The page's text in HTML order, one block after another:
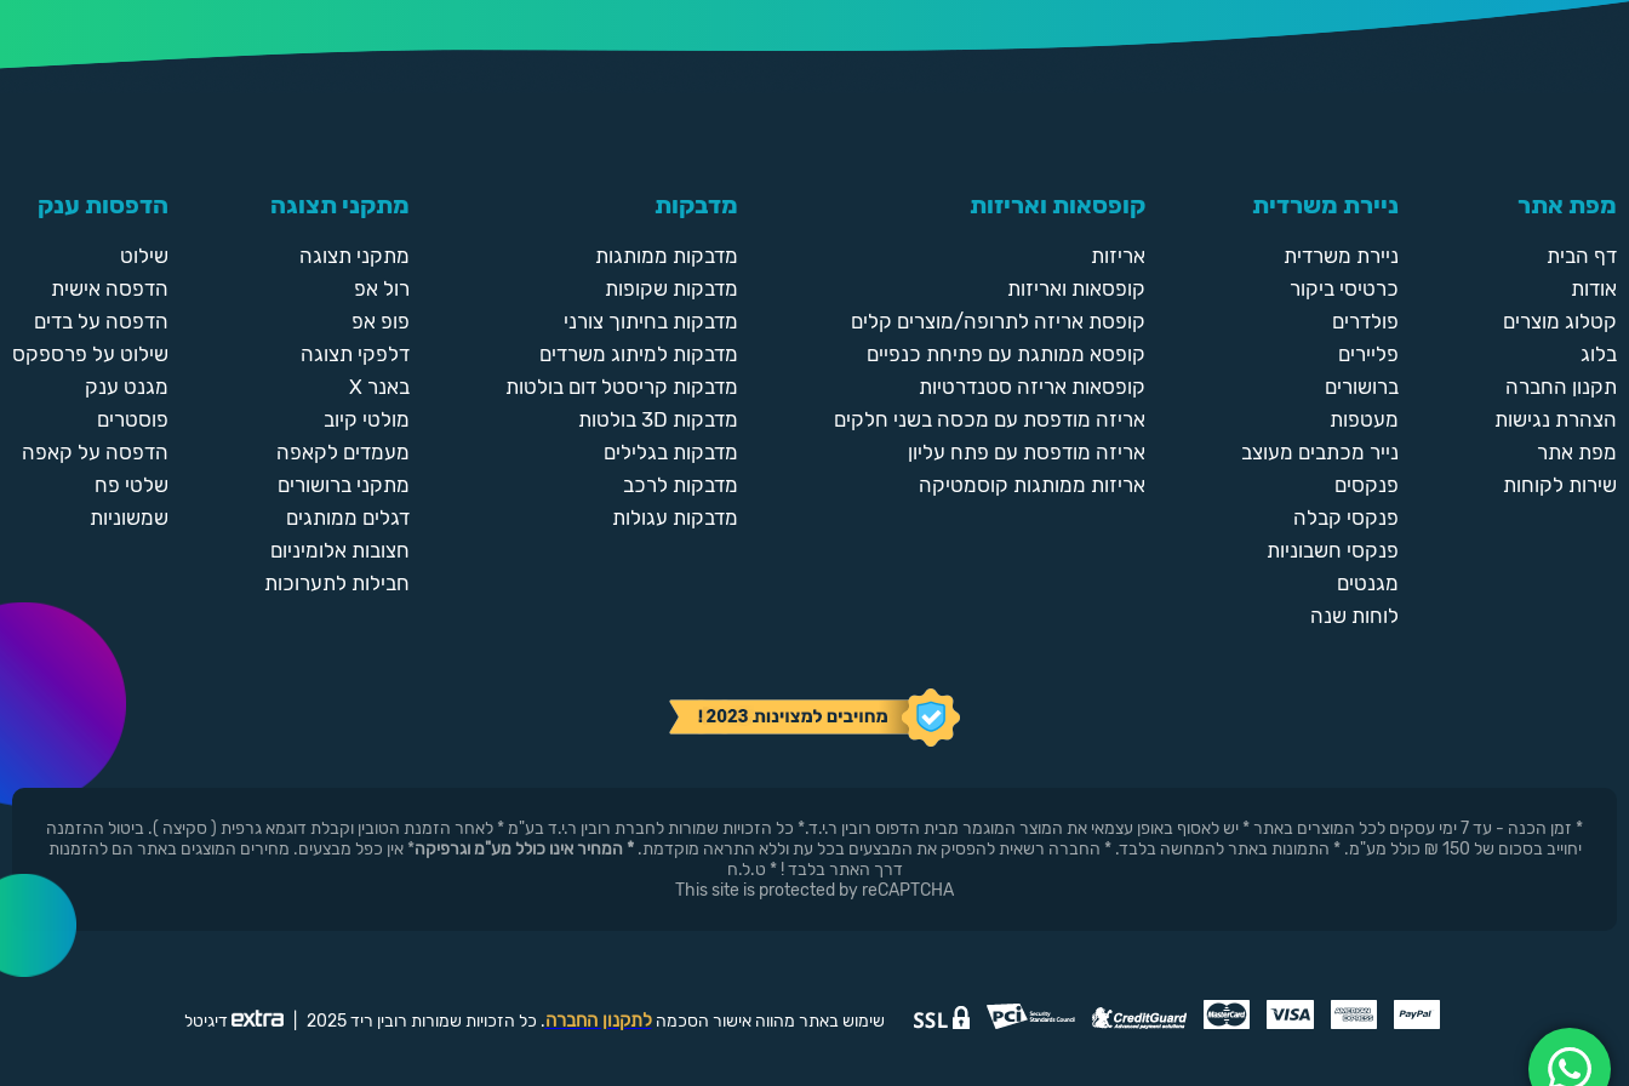
מפת אתר
דף הבית
אודות
קטלוג מוצרים
בלוג
תקנון החברה
הצהרת נגישות
מפת אתר
שירות לקוחות
ניירת משרדית
ניירת משרדית
כרטיסי ביקור
פולדרים
פליירים
ברושורים
מעטפות
נייר מכתבים מעוצב
פנקסים
פנקסי קבלה
פנקסי חשבוניות
מגנטים
לוחות שנה
קופסאות ואריזות
אריזות
קופסאות ואריזות
קופסת אריזה לתרופה/מוצרים קלים
קופסא ממותגת עם פתיחת כנפיים
קופסאות אריזה סטנדרטיות
אריזה מודפסת עם מכסה בשני חלקים
אריזה מודפסת עם פתח עליון
אריזות ממותגות קוסמטיקה
מדבקות
מדבקות ממותגות
מדבקות שקופות
מדבקות בחיתוך צורני
מדבקות למיתוג משרדים
מדבקות קריסטל דום בולטות
מדבקות 3D בולטות
מדבקות בגלילים
מדבקות לרכב
מדבקות עגולות
מתקני תצוגה
מתקני תצוגה
רול אפ
פופ אפ
דלפקי תצוגה
באנר X
מולטי קיוב
מעמדים לקאפה
מתקני ברושורים
דגלים ממותגים
חצובות אלומיניום
חבילות לתערוכות
הדפסות ענק
שילוט
הדפסה אישית
הדפסה על בדים
שילוט על פרספקס
מגנט ענק
פוסטרים
הדפסה על קאפה
שלטי פח
שמשוניות
* זמן הכנה - עד 7 ימי עסקים לכל המוצרים באתר * יש לאסוף באופן עצמאי את המוצר המוגמר מבית הדפוס רובין ר.י.ד.* כל הזכויות שמורות לחברת רובין ר.י.ד בע"מ * לאחר הזמנת הטובין וקבלת דוגמא גרפית ( סקיצה ). ביטול ההזמנה
יחוייב בסכום של 150 ₪ כולל מע"מ. * התמונות באתר להמחשה בלבד. * החברה רשאית להפסיק את המבצעים בכל עת וללא התראה מוקדמת.
* המחיר אינו כולל מע"מ וגרפיקה* אין כפל מבצעים. מחירים המוצגים באתר הם להזמנות
דרך האתר בלבד ! * ט.ל.ח
This site is protected by reCAPTCHA
שימוש באתר מהווה אישור הסכמהלתקנון החברה. כל הזכויות שמורות רובין ריד 2025 דיגיטל